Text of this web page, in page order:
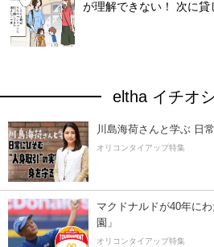
が理解できない！ 次に
eltha イチオ
川島海荷さんと学ぶ 日
オリコンタイアップ特集
マクドナルドが40年に
園」
オリコンタイアップ特集